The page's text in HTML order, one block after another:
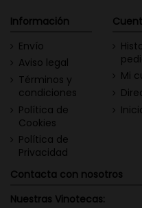
Información
Envío
Aviso legal
Términos y
condiciones
Política de
Cookies
Política de
Privacidad
Mi
Contacta con nosotros
Nuestras Vinotecas: